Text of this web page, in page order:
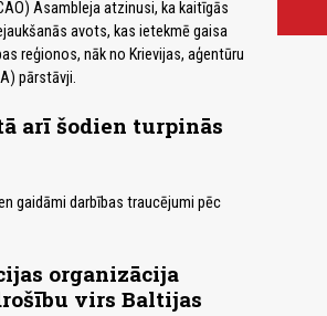
Asambleja atzinusi, ka kaitīgās
avots, kas ietekmē gaisa
reģionos, nāk no Krievijas, aģentūru
pārstāvji.
arī šodien turpinās
gaidāmi darbības traucējumi pēc
organizācija
virs Baltijas